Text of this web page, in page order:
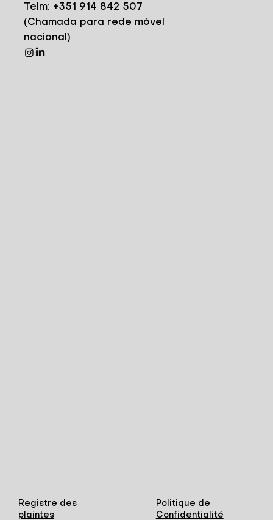
Telm: +351 914 842 507
(Chamada para rede móvel
nacional)
Registre des
plaintes
Politique de
Confidentialité